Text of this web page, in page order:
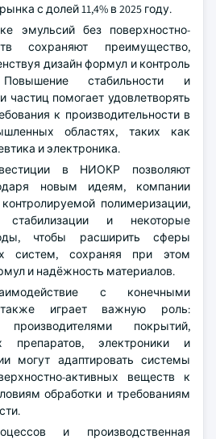
с долей 11,4% в 2025 году.
эмульсий без поверхностно-
сохраняют преимущество,
дизайн формул и контроль
Повышение стабильности и
частиц помогает удовлетворять
к производительности в
областях, таких как
и электроника.
в НИОКР позволяют
новым идеям, компании
полимеризации,
и некоторые
чтобы расширить сферы
систем, сохраняя при этом
и надёжность материалов.
с конечными
также играет важную роль:
покрытий,
препаратов, электроники и
могут адаптировать системы
активных веществ к
обработки и требованиям
и производственная